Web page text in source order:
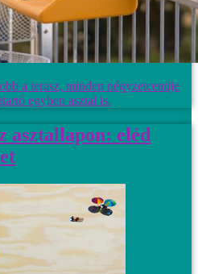
a terasz, minden négyzetcentije
egyben asztal is.
asztallapon: eléd